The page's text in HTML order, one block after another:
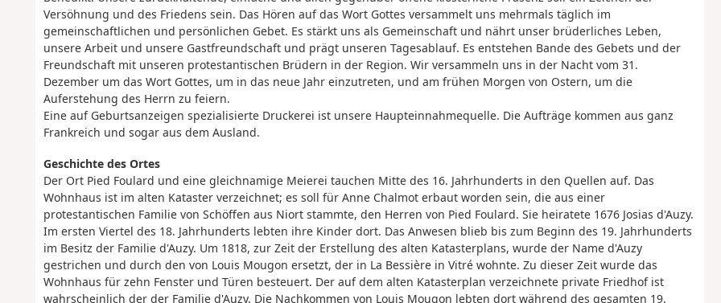
Versöhnung und des Friedens sein. Das Hören auf das Wort Gottes versammelt uns mehrmals täglich im
gemeinschaftlichen und persönlichen Gebet. Es stärkt uns als Gemeinschaft und nährt unser brüderliches Leben,
unsere Arbeit und unsere Gastfreundschaft und prägt unseren Tagesablauf. Es entstehen Bande des Gebets und der
Freundschaft mit unseren protestantischen Brüdern in der Region. Wir versammeln uns in der Nacht vom 31.
Dezember um das Wort Gottes, um in das neue Jahr einzutreten, und am frühen Morgen von Ostern, um die
Auferstehung des Herrn zu feiern.
Eine auf Geburtsanzeigen spezialisierte Druckerei ist unsere Haupteinnahmequelle. Die Aufträge kommen aus ganz
Frankreich und sogar aus dem Ausland.
Geschichte des Ortes
Der Ort Pied Foulard und eine gleichnamige Meierei tauchen Mitte des 16. Jahrhunderts in den Quellen auf. Das
Wohnhaus ist im alten Kataster verzeichnet; es soll für Anne Chalmot erbaut worden sein, die aus einer
protestantischen Familie von Schöffen aus Niort stammte, den Herren von Pied Foulard. Sie heiratete 1676 Josias d'Auzy.
Im ersten Viertel des 18. Jahrhunderts lebten ihre Kinder dort. Das Anwesen blieb bis zum Beginn des 19. Jahrhunderts
im Besitz der Familie d'Auzy. Um 1818, zur Zeit der Erstellung des alten Katasterplans, wurde der Name d'Auzy
gestrichen und durch den von Louis Mougon ersetzt, der in La Bessière in Vitré wohnte. Zu dieser Zeit wurde das
Wohnhaus für zehn Fenster und Türen besteuert. Der auf dem alten Katasterplan verzeichnete private Friedhof ist
wahrscheinlich der der Familie d'Auzy. Die Nachkommen von Louis Mougon lebten dort während des gesamten 19.